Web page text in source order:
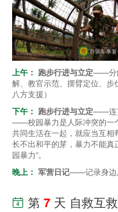
上午： 跑步行进与立定——分
解、教官示范、摆臂定位、步
八方支援）
下午： 跑步行进与立定——连
——校园暴力是人际冲突的一
共同生活在一起，就应当互
长不出和平的芽，暴力不能真
园暴力”。
晚上： 军营日记——记录身边
 第 7 天 自救互救